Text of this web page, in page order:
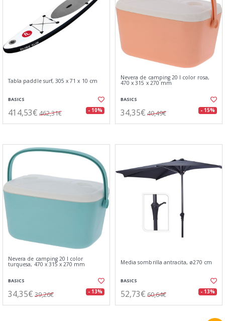
Tabla paddle surf, 305 x 71 x 10 cm
BASICS
414,53€ 462,31€ - 10%
Nevera de camping 20 l color rosa,
470 x 315 x 270 mm
BASICS
34,35€ 40,49€ - 15%
Nevera de camping 20 l color
turquesa, 470 x 315 x 270 mm
BASICS
34,35€ 39,26€ - 13%
Media sombrilla antracita, ø270 cm
BASICS
52,73€ 60,64€ - 13%